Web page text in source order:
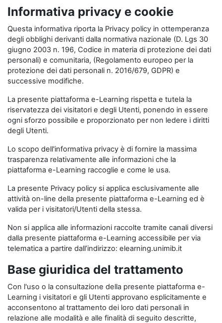
Informativa privacy e cookie
Questa informativa riporta la Privacy policy in ottemperanza
degli obblighi derivanti dalla normativa nazionale (D. Lgs 30
giugno 2003 n. 196, Codice in materia di protezione dei dati
personali) e comunitaria, (Regolamento europeo per la
protezione dei dati personali n. 2016/679, GDPR) e
successive modifiche.
La presente piattaforma e-Learning rispetta e tutela la
riservatezza dei visitatori e degli Utenti, ponendo in essere
ogni sforzo possibile e proporzionato per non ledere i diritti
degli Utenti.
Lo scopo dell'informativa privacy è di fornire la massima
trasparenza relativamente alle informazioni che la
piattaforma e-Learning raccoglie e come le usa.
La presente Privacy policy si applica esclusivamente alle
attività on-line della presente piattaforma e-Learning ed è
valida per i visitatori/Utenti della stessa.
Non si applica alle informazioni raccolte tramite canali diversi
dalla presente piattaforma e-Learning accessibile per via
telematica a partire dall’indirizzo: elearning.unimib.it
Base giuridica del trattamento
Con l'uso o la consultazione della presente piattaforma e-
Learning i visitatori e gli Utenti approvano esplicitamente e
acconsentono al trattamento dei loro dati personali in
relazione alle modalità e alle finalità di seguito descritte,